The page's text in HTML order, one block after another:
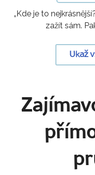
„Kde je to
zažít sám.
Ukaž